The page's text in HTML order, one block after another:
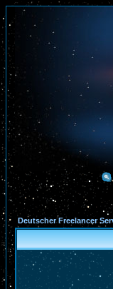
Deutscher Freelancer